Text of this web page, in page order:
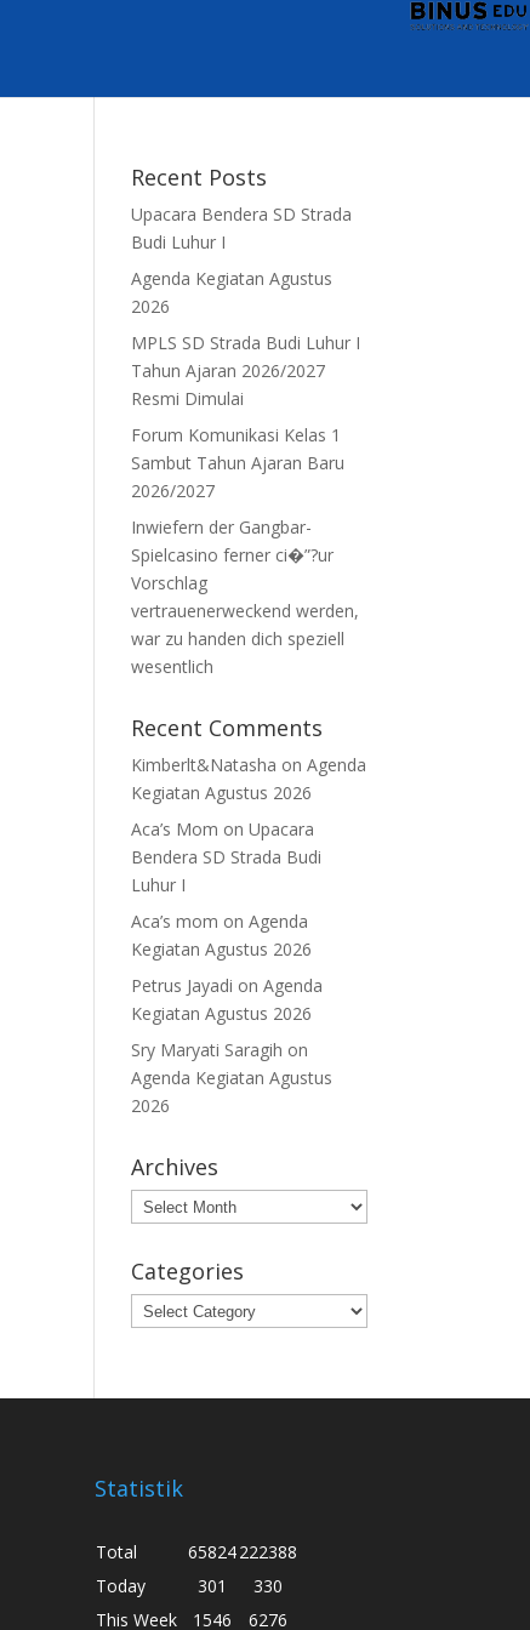
Recent Posts
Upacara Bendera SD Strada
Budi Luhur I
Agenda Kegiatan Agustus
2026
MPLS SD Strada Budi Luhur I
Tahun Ajaran 2026/2027
Resmi Dimulai
Forum Komunikasi Kelas 1
Sambut Tahun Ajaran Baru
2026/2027
Inwiefern der Gangbar-
Spielcasino ferner ci�”?ur
Vorschlag
vertrauenerweckend werden,
war zu handen dich speziell
wesentlich
Recent Comments
Kimberlt&Natasha onAgenda
Kegiatan Agustus 2026
Aca’s Mom onUpacara
Bendera SD Strada Budi
Luhur I
Aca’s mom onAgenda
Kegiatan Agustus 2026
Petrus Jayadi onAgenda
Kegiatan Agustus 2026
Sry Maryati Saragih on
Agenda Kegiatan Agustus
2026
Archives
Archives
Categories
Categories
Statistik
Total 65824222388
Today
301
330
This Week
1546 6276